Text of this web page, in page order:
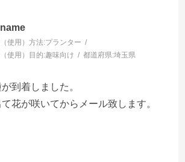
使用）方法:プランター
使用）目的:趣味向け 都道府県:埼玉県
到着しました。
花が咲いてからメール致します。